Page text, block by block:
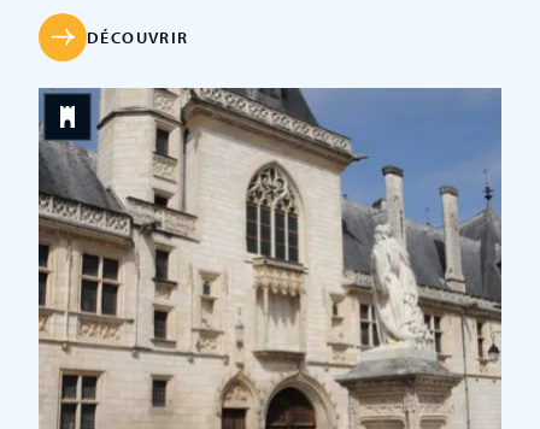
entièrement meublée et décorée avec un raffinement
extrême, présente un style unique néo-gothique élaboré
par le célèbre architecte Paul-Ernest Sanson. La visite du
[…]
DÉCOUVRIR